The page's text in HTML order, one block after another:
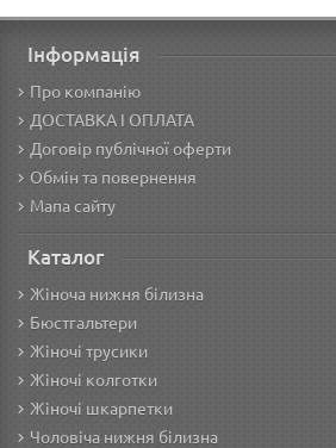
Інформація
Про компанію
ДОСТАВКА І ОПЛАТА
Договір публічної оферти
Обмін та повернення
Мапа сайту
Каталог
Жіноча нижня білизна
Бюстгальтери
Жіночі трусики
Жіночі колготки
Жіночі шкарпетки
Чоловіча нижня білизна